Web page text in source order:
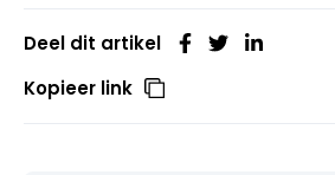
Deel dit artikel
Kopieer link